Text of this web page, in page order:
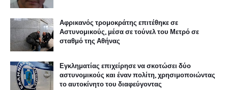
Αφρικανός τρομοκράτης επιτέθηκε σε
Αστυνομικούς, μέσα σε τούνελ του Μετρό σε
σταθμό της Αθήνας
Εγκληματίας επιχείρησε να σκοτώσει δύο
αστυνομικούς και έναν πολίτη, χρησιμοποιώντας
το αυτοκίνητο του διαφεύγοντας